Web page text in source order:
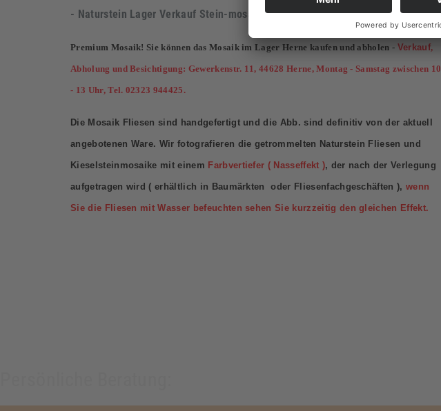
- Naturstein Lager Verkauf Stein-mosaik.deHerne NRW -
Premium Mosaik! Sie können das Mosaik im Lager Herne kaufen und abholen - Verkauf,
Abholung und Besichtigung: Gewerkenstr. 11, 44628 Herne, Montag - Samstag zwischen 10
- 13 Uhr, Tel. 02323 944425.
Die Mosaik Fliesen sind handgefertigt und die Abb. sind definitiv von der aktuell
angebotenen Ware. Wir fotografieren die getrommelten Naturstein Fliesen und
Kieselsteinmosaike mit einem Farbvertiefer ( Nasseffekt ), der nach der Verlegung
aufgetragen wird ( erhältlich in Baumärkten oder Fliesenfachgeschäften ), wenn
Sie die Fliesen mit Wasser befeuchten sehen Sie kurzzeitig den gleichen Effekt.